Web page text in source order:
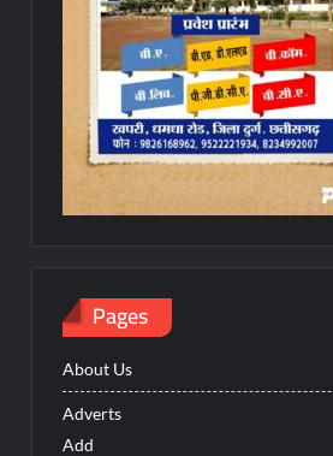
Pages
About Us
Adverts
Add